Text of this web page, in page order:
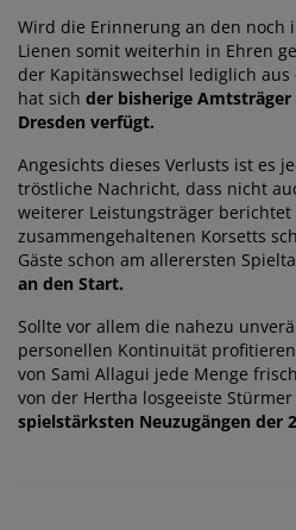
Wird die Erinnerung an den noch
Lienen somit weiterhin in Ehren
der Kapitänswechsel lediglich
hat sich der bisherige Amtsträger
Dresden verfügt.
Angesichts dieses Verlusts ist es
tröstliche Nachricht, dass nicht
weiterer Leistungsträger
zusammengehaltenen Korsetts
Gäste schon am allerersten
an den Start.
Sollte vor allem die nahezu
personellen Kontinuität
von Sami Allagui jede Menge
von der Hertha losgeeiste
spielstärksten Neuzugängen der